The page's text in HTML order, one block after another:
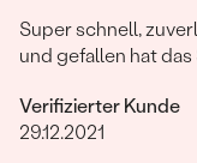
Super schnell,
und gefallen hat
Verifizierter Kunde
29.12.2021